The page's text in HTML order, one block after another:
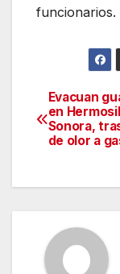
funcionarios.
de
Evacuan
en
Sonora,
de olor a